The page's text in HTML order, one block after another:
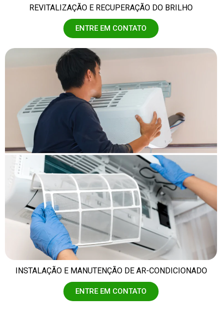
REVITALIZAÇÃO E RECUPERAÇÃO DO BRILHO
ENTRE EM CONTATO
INSTALAÇÃO E MANUTENÇÃO DE AR-CONDICIONADO
ENTRE EM CONTATO